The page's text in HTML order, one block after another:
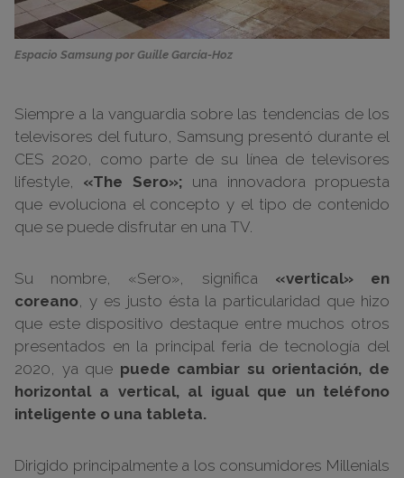
Espacio Samsung por Guille García-Hoz
Siempre a la vanguardia sobre las tendencias de los
televisores del futuro, Samsung presentó durante el
CES 2020, como parte de su línea de televisores
lifestyle, «The Sero»; una innovadora propuesta
que evoluciona el concepto y el tipo de contenido
que se puede disfrutar en una TV.
Su nombre, «Sero», significa «vertical» en
coreano, y es justo ésta la particularidad que hizo
que este dispositivo destaque entre muchos otros
presentados en la principal feria de tecnología del
2020, ya que puede cambiar su orientación, de
horizontal a vertical, al igual que un teléfono
inteligente o una tableta.
Dirigido principalmente a los consumidores Millenials